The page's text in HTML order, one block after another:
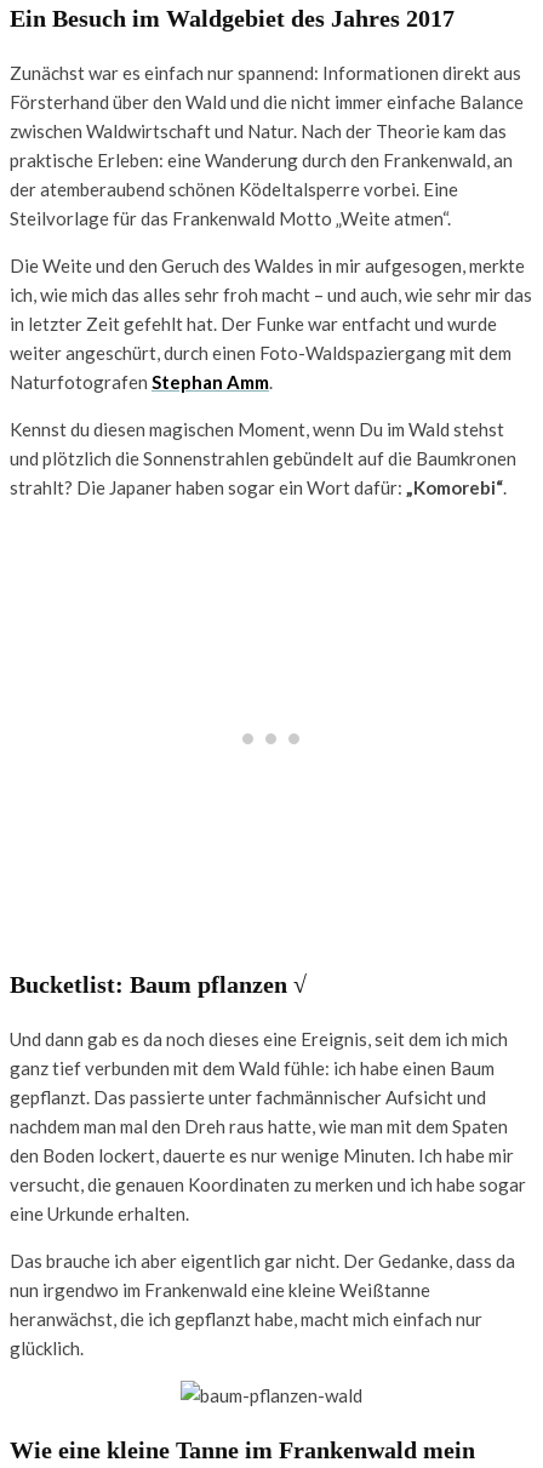
Ein Besuch im Waldgebiet des Jahres 2017
Zunächst war es einfach nur spannend: Informationen direkt aus
Försterhand über den Wald und die nicht immer einfache Balance
zwischen Waldwirtschaft und Natur. Nach der Theorie kam das
praktische Erleben: eine Wanderung durch den Frankenwald, an
der atemberaubend schönen Ködeltalsperre vorbei. Eine
Steilvorlage für das Frankenwald Motto „Weite atmen“.
Die Weite und den Geruch des Waldes in mir aufgesogen, merkte
ich, wie mich das alles sehr froh macht – und auch, wie sehr mir das
in letzter Zeit gefehlt hat. Der Funke war entfacht und wurde
weiter angeschürt, durch einen Foto-Waldspaziergang mit dem
Naturfotografen Stephan Amm.
Kennst du diesen magischen Moment, wenn Du im Wald stehst
und plötzlich die Sonnenstrahlen gebündelt auf die Baumkronen
strahlt? Die Japaner haben sogar ein Wort dafür: „Komorebi“.
Bucketlist: Baum pflanzen √
Und dann gab es da noch dieses eine Ereignis, seit dem ich mich
ganz tief verbunden mit dem Wald fühle: ich habe einen Baum
gepflanzt. Das passierte unter fachmännischer Aufsicht und
nachdem man mal den Dreh raus hatte, wie man mit dem Spaten
den Boden lockert, dauerte es nur wenige Minuten. Ich habe mir
versucht, die genauen Koordinaten zu merken und ich habe sogar
eine Urkunde erhalten.
Das brauche ich aber eigentlich gar nicht. Der Gedanke, dass da
nun irgendwo im Frankenwald eine kleine Weißtanne
heranwächst, die ich gepflanzt habe, macht mich einfach nur
glücklich.
Wie eine kleine Tanne im Frankenwald mein